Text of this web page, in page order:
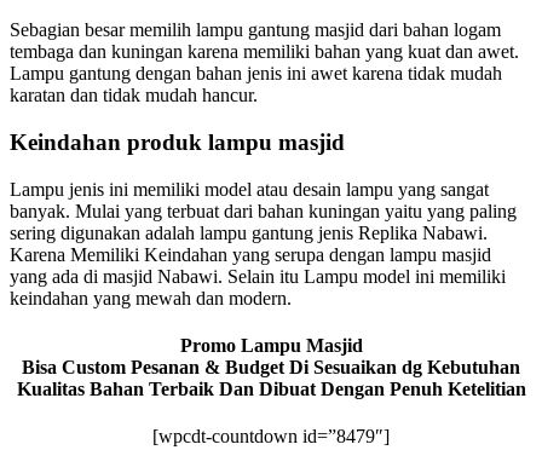
Sebagian besar memilih lampu gantung masjid dari bahan logam
tembaga dan kuningan karena memiliki bahan yang kuat dan awet.
Lampu gantung dengan bahan jenis ini awet karena tidak mudah
karatan dan tidak mudah hancur.
Keindahan produk lampu masjid
Lampu jenis ini memiliki model atau desain lampu yang sangat
banyak. Mulai yang terbuat dari bahan kuningan yaitu yang paling
sering digunakan adalah lampu gantung jenis Replika Nabawi.
Karena Memiliki Keindahan yang serupa dengan lampu masjid
yang ada di masjid Nabawi. Selain itu Lampu model ini memiliki
keindahan yang mewah dan modern.
Promo Lampu Masjid
Bisa Custom Pesanan & Budget Di Sesuaikan dg Kebutuhan
Kualitas Bahan Terbaik Dan Dibuat Dengan Penuh Ketelitian
[wpcdt-countdown id=”8479″]